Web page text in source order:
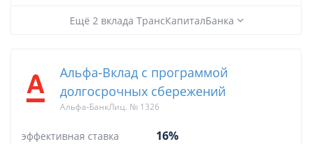
Ещё 2 вклада ТрансКапиталБанка
Альфа-Вклад с программой
долгосрочных сбережений
Альфа-БанкЛиц. № 1326
16%
эффективная ставка